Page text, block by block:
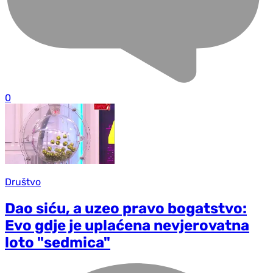
0
Društvo
Dao siću, a uzeo pravo bogatstvo:
Evo gdje je uplaćena nevjerovatna
loto "sedmica"